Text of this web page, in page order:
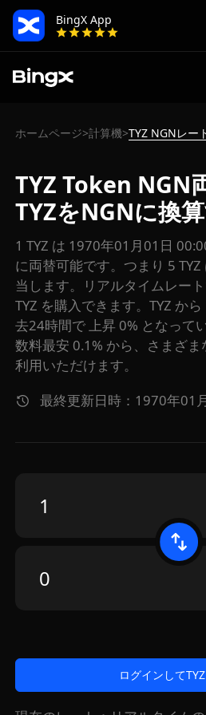
BingX App
ホームページ>計算機>TYZ NGNレー
TYZ Token NGN
TYZをNGNに換
1 TYZ は 1970年01月01日
に両替可能です。つまり 5 TYZ
当します。リアルタイムレー
TYZ を購入できます。TYZ か
去24時間で 上昇 0% となって
数料最安 0.1% から、さまざ
利用いただけます。
最終更新日時：1970年01
ログインしてTYZ